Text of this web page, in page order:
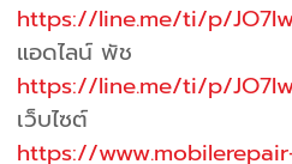
https://line.me/ti/p/
แอดไลน์ พัช
https://line.me/ti/p/
เว็บไซต์
https://